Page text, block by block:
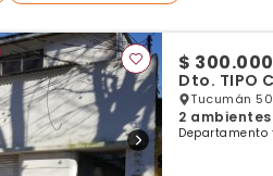
$ 300.000
Tucumán
2
Departamento